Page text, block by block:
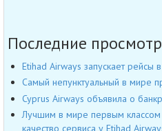
Последние
Etihad Airways запускает рейсы
Cамый непунктуальный в мире
Cyprus Airways объявила о
Лучшим в мире первым классом
качество сервиса у Etihad